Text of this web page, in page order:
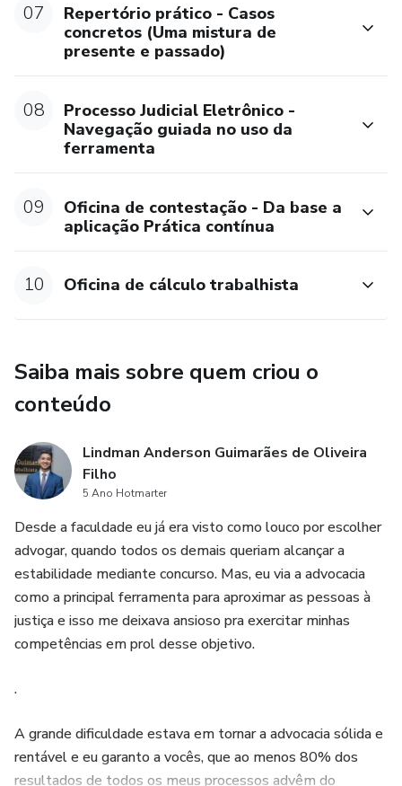
07
Repertório prático - Casos
concretos (Uma mistura de
presente e passado)
08
Processo Judicial Eletrônico -
Navegação guiada no uso da
ferramenta
09
Oficina de contestação - Da base a
aplicação Prática contínua
10 Oficina de cálculo trabalhista
Saiba mais sobre quem criou o
conteúdo
Lindman Anderson Guimarães de Oliveira
Filho
5 Ano Hotmarter
Desde a faculdade eu já era visto como louco por escolher
advogar, quando todos os demais queriam alcançar a
estabilidade mediante concurso. Mas, eu via a advocacia
como a principal ferramenta para aproximar as pessoas à
justiça e isso me deixava ansioso pra exercitar minhas
competências em prol desse objetivo.
.
A grande dificuldade estava em tornar a advocacia sólida e
rentável e eu garanto a vocês, que ao menos 80% dos
resultados de todos os meus processos advêm do